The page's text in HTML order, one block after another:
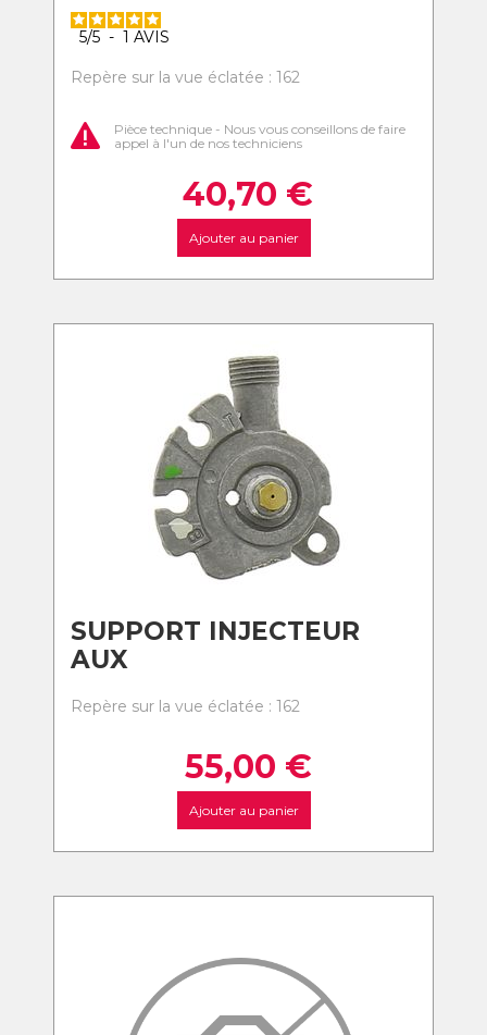
5/5 - 1 AVIS
Repère sur la vue éclatée : 162
Pièce technique - Nous vous conseillons de faire
appel à l'un de nos techniciens
40,70 €
Ajouter au panier
SUPPORT INJECTEUR
AUX
Repère sur la vue éclatée : 162
55,00 €
Ajouter au panier